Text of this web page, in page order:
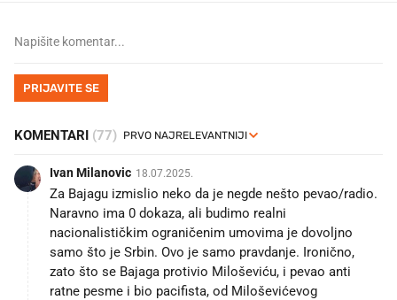
PRIJAVITE SE
KOMENTARI (77)
Ivan Milanovic 18.07.2025.
Za Bajagu izmislio neko da je negde nešto pevao/radio.
Naravno ima 0 dokaza, ali budimo realni
nacionalističkim ograničenim umovima je dovoljno
samo što je Srbin. Ovo je samo pravdanje. Ironično,
zato što se Bajaga protivio Miloševiću, i pevao anti
ratne pesme i bio pacifista, od Miloševićevog